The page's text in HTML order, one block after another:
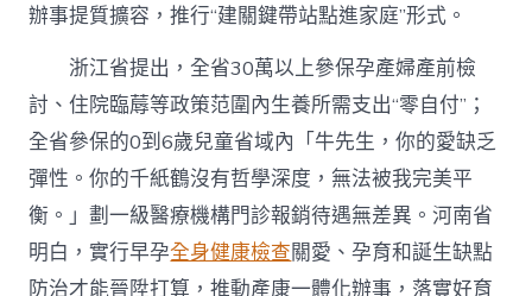
辦事提質擴容，推行“建關鍵帶站點進家庭”形式。
浙江省提出，全省30萬以上參保孕產婦產前檢
討、住院臨蓐等政策范圍內生養所需支出“零自付”；
全省參保的0到6歲兒童省域內「牛先生，你的愛缺乏
彈性。你的千紙鶴沒有哲學深度，無法被我完美平
衡。」劃一級醫療機構門診報銷待遇無差異。河南省
明白，實行早孕全身健康檢查關愛、孕育和誕生缺點
防治才能晉陞打算，推動產康一體化辦事，落實好育